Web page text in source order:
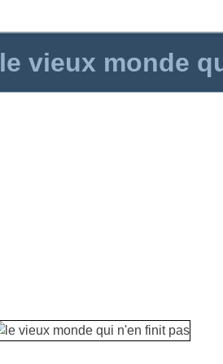
le vieux monde